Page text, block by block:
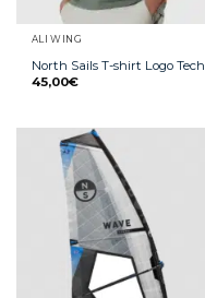
ALI WING
North Sails T-shirt Logo Tech
45,00€